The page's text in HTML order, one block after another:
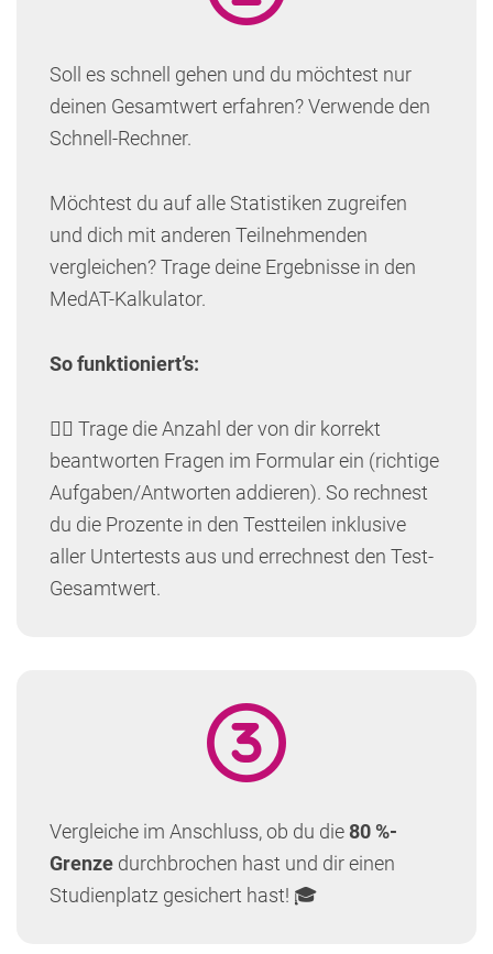
Soll es schnell gehen und du möchtest nur
deinen Gesamtwert erfahren? Verwende den
Schnell-Rechner.
Möchtest du auf alle Statistiken zugreifen
und dich mit anderen Teilnehmenden
vergleichen? Trage deine Ergebnisse in den
MedAT-Kalkulator.
So funktioniert’s:
👉🏻 Trage die Anzahl der von dir korrekt
beantworten Fragen im Formular ein (richtige
Aufgaben/Antworten addieren). So rechnest
du die Prozente in den Testteilen inklusive
aller Untertests aus und errechnest den Test-
Gesamtwert.
Vergleiche im Anschluss, ob du die80 %-
Grenze durchbrochen hast und dir einen
Studienplatz gesichert hast! 🎓